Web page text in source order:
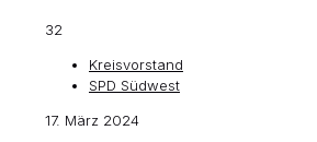
32
Kreisvorstand
SPD Südwest
17. März 2024